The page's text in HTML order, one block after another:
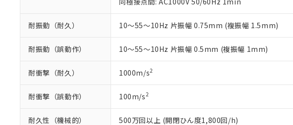
耐振動（耐久） 10～55～10Hz 片振幅 0.75mm (複振幅 1.5mm)
耐振動（誤動作） 10～55～10Hz 片振幅 0.5mm (複振幅 1mm)
耐衝撃（耐久） 1000m/s2
耐衝撃（誤動作） 100m/s2
耐久性（機械的） 500万回以上 (開閉ひん度1,800回/h)